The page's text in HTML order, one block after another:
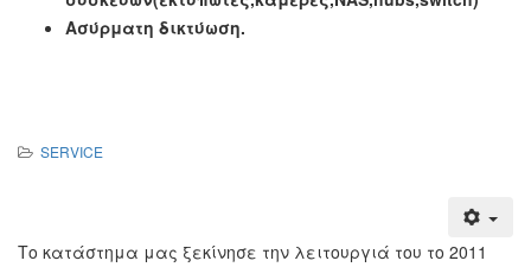
Ασύρματη δικτύωση.
SERVICE
Το κατάστημα μας ξεκίνησε την λειτουργιά του το 2011